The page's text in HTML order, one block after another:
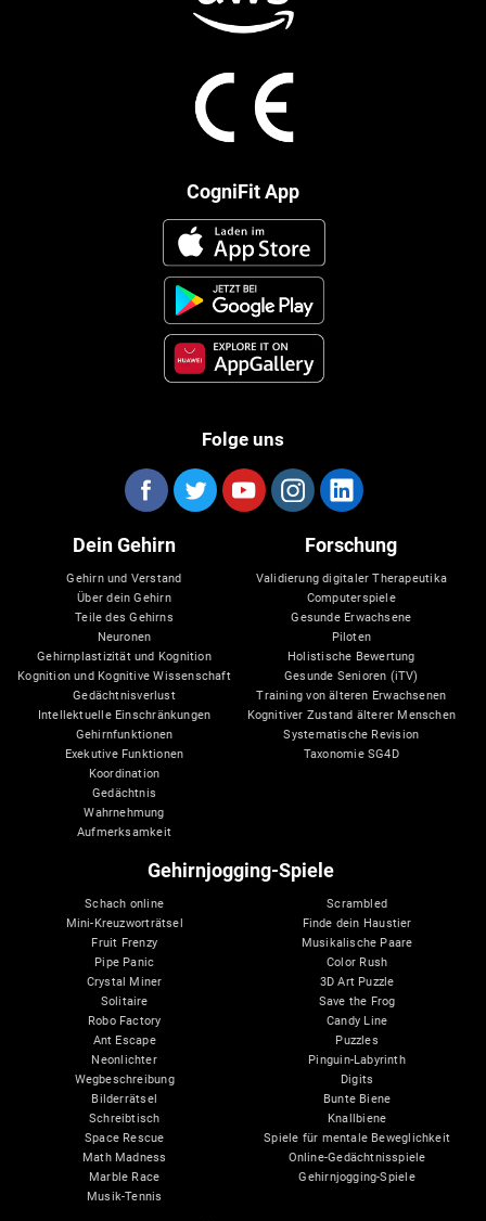
CogniFit App
Folge uns
Dein Gehirn
Gehirn und Verstand
Über dein Gehirn
Teile des Gehirns
Neuronen
Gehirnplastizität und Kognition
Kognition und Kognitive Wissenschaft
Gedächtnisverlust
Intellektuelle Einschränkungen
Gehirnfunktionen
Exekutive Funktionen
Koordination
Gedächtnis
Wahrnehmung
Aufmerksamkeit
Forschung
Validierung digitaler Therapeutika
Computerspiele
Gesunde Erwachsene
Piloten
Holistische Bewertung
Gesunde Senioren (iTV)
Training von älteren Erwachsenen
Kognitiver Zustand älterer Menschen
Systematische Revision
Taxonomie SG4D
Gehirnjogging-Spiele
Schach online
Mini-Kreuzworträtsel
Fruit Frenzy
Pipe Panic
Crystal Miner
Solitaire
Robo Factory
Ant Escape
Neonlichter
Wegbeschreibung
Bilderrätsel
Schreibtisch
Space Rescue
Math Madness
Marble Race
Musik-Tennis
Scrambled
Finde dein Haustier
Musikalische Paare
Color Rush
3D Art Puzzle
Save the Frog
Candy Line
Puzzles
Pinguin-Labyrinth
Digits
Bunte Biene
Knallbiene
Spiele für mentale Beweglichkeit
Online-Gedächtnisspiele
Gehirnjogging-Spiele